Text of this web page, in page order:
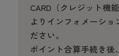
CARD（クレジット機
よりインフォメーショ
ださい。
ポイント合算手続き後